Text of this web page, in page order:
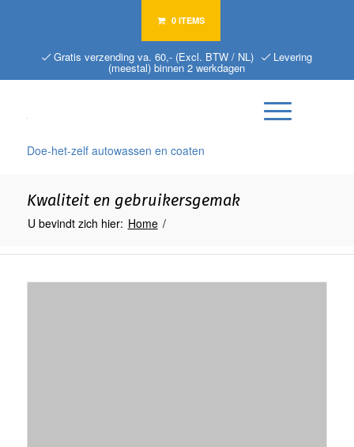
0 ITEMS
Gratis verzending va. 60,- (Excl. BTW / NL) Levering
(meestal) binnen 2 werkdagen
Doe-het-zelf autowassen en coaten
Kwaliteit en gebruikersgemak
U bevindt zich hier: Home /